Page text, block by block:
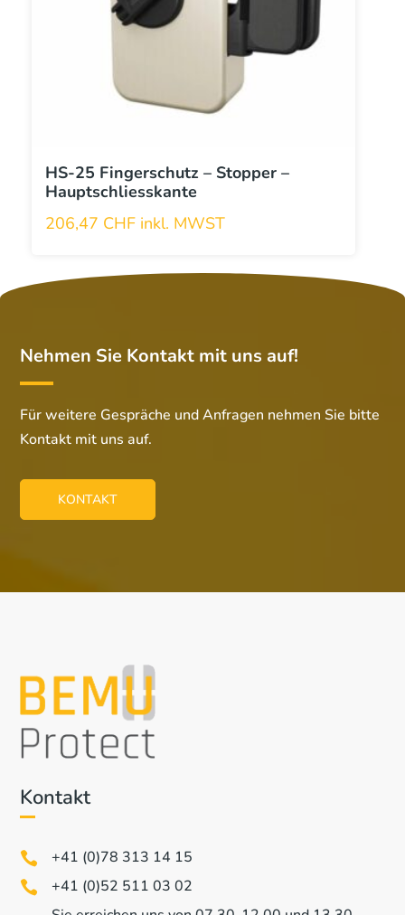
Produktseite
HS-25 Fingerschutz – Stopper –
Hauptschliesskante
206,47 CHF inkl. MWST
Nehmen Sie Kontakt mit uns auf!
Für weitere Gespräche und Anfragen nehmen Sie bitte
Kontakt mit uns auf.
KONTAKT
Kontakt
 +41 (0)78 313 14 15
 +41 (0)52 511 03 02